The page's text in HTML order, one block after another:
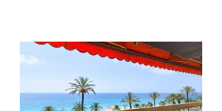
NICE 06
113,85 m
Appartement F3 à vendre